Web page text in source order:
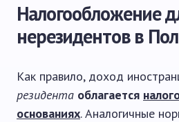
Налогообложение
нерезидентов в
Как правило, доход
резидента облагается
основаниях. Аналогичные